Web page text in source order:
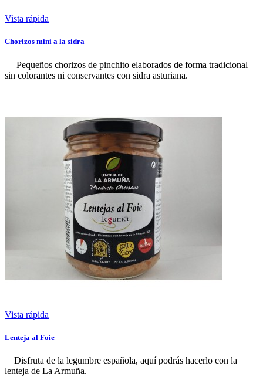
Vista rápida
Chorizos mini a la sidra
Pequeños chorizos de pinchito elaborados de forma tradicional
sin colorantes ni conservantes con sidra asturiana.
Vista rápida
Lenteja al Foie
Disfruta de la legumbre española, aquí podrás hacerlo con la
lenteja de La Armuña.